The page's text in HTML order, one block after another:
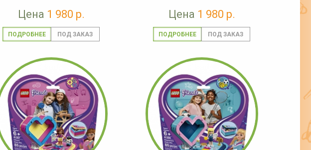
Цена 1 980 р.
ПОДРОБНЕЕ
Цена 1 980 р.
ПОДРОБНЕЕ